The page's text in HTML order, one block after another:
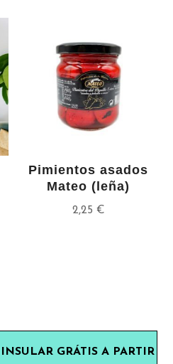
Pimientos asados
Mateo (leña)
2,25 €
GRÁTIS A PARTIR